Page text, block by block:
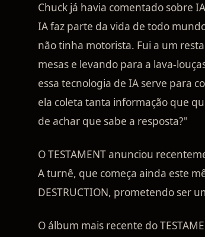
Chuck já havia comentado sobre
IA faz parte da vida de todo
não tinha motorista. Fui a um
mesas e levando para a lava-
essa tecnologia de IA serve para
ela coleta tanta informação que
de achar que sabe a resposta?"
O TESTAMENT anunciou
A turnê, que começa ainda este
DESTRUCTION, prometendo ser
O álbum mais recente do